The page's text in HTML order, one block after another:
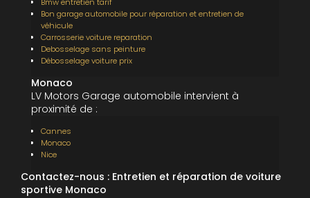
Bon garage automobile pour réparation et entretien de
véhicule
Carrosserie voiture reparation
Debosselage sans peinture
Débosselage voiture prix
Monaco
LV Motors Garage automobile intervient à
proximité de :
Cannes
Monaco
Nice
Contactez-nous : Entretien et réparation de voiture
sportive Monaco